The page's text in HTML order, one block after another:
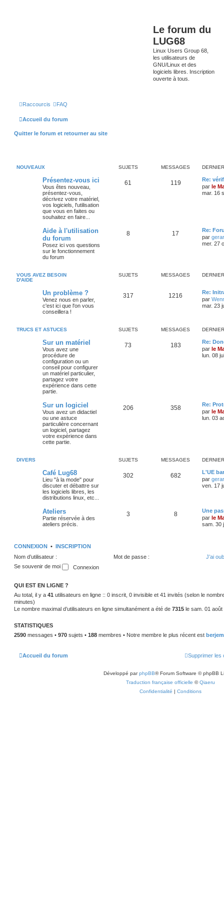
Le forum du
LUG68
Linux Users Group 68,
les utilisateurs de
GNU/Linux et des
logiciels libres. Inscription
ouverte à tous.
Raccourcis FAQ
Accueil du forum
Quitter le forum et retourner au site
NOUVEAUX SUJETS MESSAGES
Présentez-vous ici
Vous êtes nouveau,
présentez-vous,
décrivez votre matériel,
vos logiciels, l'utilisation
que vous en faites ou
souhaitez en faire...
61 119
Re:
par le
mar. 16
Aide à l'utilisation
du forum
Posez ici vos questions
sur le fonctionnement
du forum
8 17
Re:
par
mer. 27
VOUS AVEZ BESOIN
D'AIDE
SUJETS MESSAGES
Un problème ?
Venez nous en parler,
c'est ici que l'on vous
conseillera !
317 1216
Re:
par
mar. 23
TRUCS ET ASTUCES SUJETS MESSAGES
Sur un matériel
Vous avez une
procédure de
configuration ou un
conseil pour configurer
un matériel particulier,
partagez votre
expérience dans cette
partie.
73 183
Re:
par le
lun. 08
Sur un logiciel
Vous avez un didactiel
ou une astuce
particulière concernant
un logiciel, partagez
votre expérience dans
cette partie.
206 358
Re:
par le
lun. 03
DIVERS SUJETS MESSAGES
Café Lug68
Lieu "à la mode" pour
discuter et débattre sur
les logiciels libres, les
distributions linux, etc...
302 682
L'UE
par
ven. 17
Ateliers
Partie réservée à des
ateliers précis.
3 8
Une
par le
sam. 30
CONNEXION • INSCRIPTION
Nom d’utilisateur :
Mot de passe :
J’ai
Se souvenir de moi
QUI EST EN LIGNE ?
Au total, il y a 41 utilisateurs en ligne :: 0 inscrit, 0 invisible et 41 invités (selon le
minutes)
Le nombre maximal d’utilisateurs en ligne simultanément a été de 7315 le sam. 01 août
STATISTIQUES
2590 messages • 970 sujets • 188 membres • Notre membre le plus récent est
Accueil du forum Supprimer les
Développé parphpBB® Forum Software © phpBB
Traduction française officielle ©Qiaeru
Confidentialité | Conditions